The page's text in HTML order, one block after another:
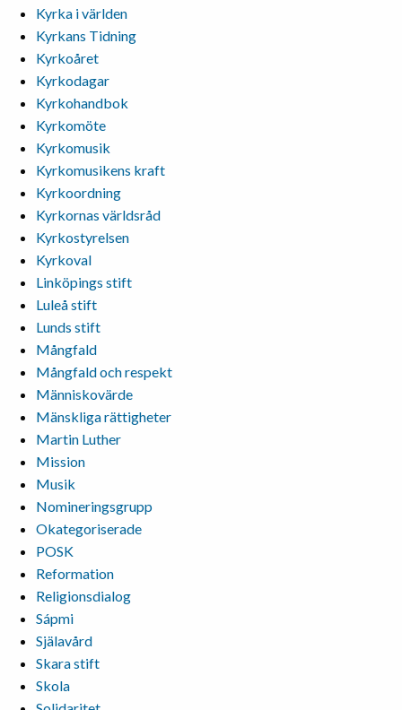
Kyrka i världen
Kyrkans Tidning
Kyrkoåret
Kyrkodagar
Kyrkohandbok
Kyrkomöte
Kyrkomusik
Kyrkomusikens kraft
Kyrkoordning
Kyrkornas världsråd
Kyrkostyrelsen
Kyrkoval
Linköpings stift
Luleå stift
Lunds stift
Mångfald
Mångfald och respekt
Människovärde
Mänskliga rättigheter
Martin Luther
Mission
Musik
Nomineringsgrupp
Okategoriserade
POSK
Reformation
Religionsdialog
Sápmi
Själavård
Skara stift
Skola